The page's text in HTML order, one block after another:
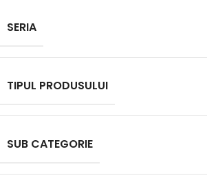
SERIA
TIPUL PRODUSULUI
SUB CATEGORIE